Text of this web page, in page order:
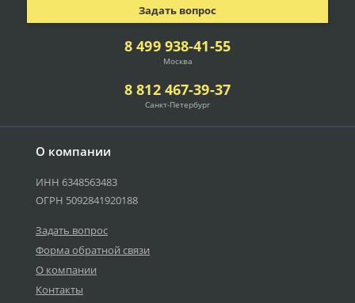
О компании
ИНН 6348563483
ОГРН 5092841920188
Задать вопрос
Форма обратной связи
О компании
Контакты
8 499 938-41-55
Москва
8 812 467-39-37
Санкт-Петербург
Задать вопрос